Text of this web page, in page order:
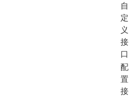
自
定
义
接
口
配
置
接